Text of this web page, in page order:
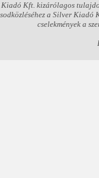
Kiadó Kft. kizárólagos
a Silver
cselekmények a